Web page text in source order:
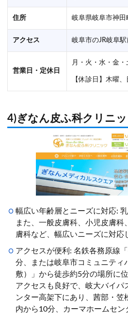
住所 岐阜県岐阜市神田
アクセス 岐阜市のJR岐阜
営業日・定休日
月・火・水・金・
【休診日】木曜
4)ぎなん皮ふ科クリニッ
幅広い年齢層とニーズに対応:
また、一般皮膚科、小児皮膚科
膚科など、幅広いニーズに対応
アクセスが便利: 名鉄各務原線
分、または岐阜市コミュニティ
敷）」から徒歩約5分の場所に
アクセスも良好で、岐大バイパ
ンター高架下にあり、茜部・笠
内から10分、カーマホームセン